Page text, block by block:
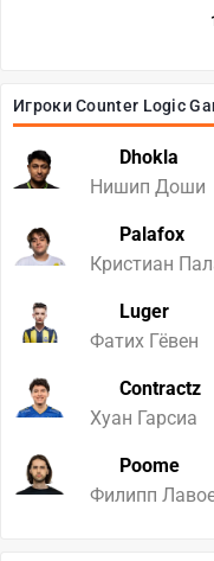
Игроки Counter Logic
Dhokla
Нишип Доши
Palafox
Кристиан
Luger
Фатих Гёвен
Contractz
Хуан Гарсиа
Poome
Филипп